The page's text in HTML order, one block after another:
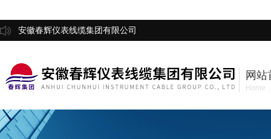
安徽春辉仪表线缆集团有限公司
网站
Home